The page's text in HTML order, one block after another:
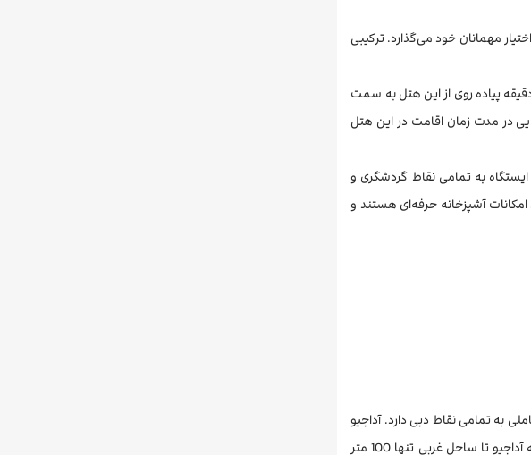
مهمانان خود می‌گذارد. ترکیبی
پیاده روی از این هتل به سمت
در مدت زمان اقامت در این هتل
ایستگاه به تمامی نقاط گردشگری و
آشپزخانه حرفه‌ای هستند و
به تمامی نقاط دبی دارد. آداجیو
در 3 کیلومتری فواره پالم، 4.9 کیلومتری پروژه حفاظت از لاکپشت‌ها و در 6 کیلومتری برج‌العرب قرار گرفته است. فاصله آداجیو تا ساحل غربی تنها 100 متر